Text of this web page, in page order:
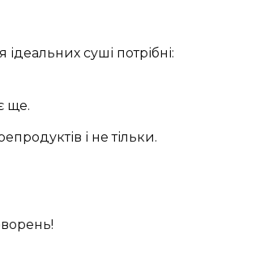
суші потрібні:
ще.
і не тільки.